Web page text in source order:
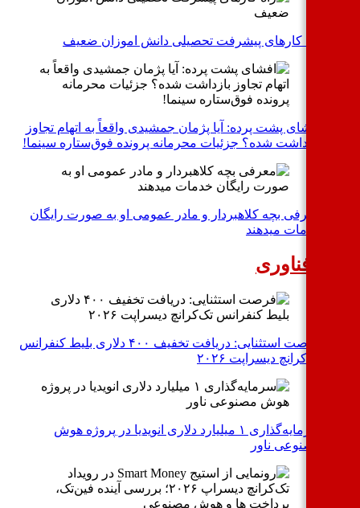
راه کارهای پیشرفت تحصیلی دانش اموزان ضعیف
افشای پشت پرده: آیا پژمان جمشیدی واقعاً به اتهام تجاوز
بازداشت شده؟ جزئیات محرمانه پرونده فوق‌ستاره سینما!
معرفی بچه کلاهبردار و مادر عمومی او به صورت رایگان
خدمات میدهند
فناوری
فرصت استثنایی: دریافت تخفیف ۴۰۰ دلاری بلیط کنفرانس
تک‌کرانچ دیسراپت ۲۰۲۶
سرمایه‌گذاری ۱ میلیارد دلاری انویدیا در پروژه هوش
مصنوعی ناور